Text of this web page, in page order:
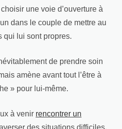
une voie d’ouverture à
dans le couple de mettre au
qui lui sont propres.
de prendre soin
amène avant tout l’être à
» pour lui-même.
à venir rencontrer un
des situations difficiles.